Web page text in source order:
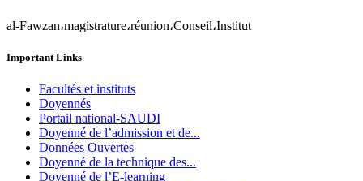
al-Fawzan،magistrature،réunion،Conseil،Institut
Important Links
Facultés et instituts
Doyennés
Portail national-SAUDI
Doyenné de l’admission et de...
Données Ouvertes
Doyenné de la technique des...
Doyenné de l’E-learning